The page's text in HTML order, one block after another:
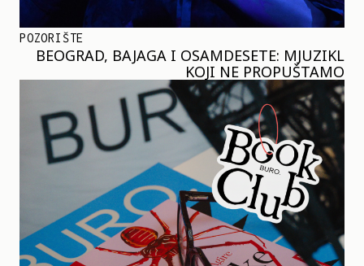
POZORIŠTE
BEOGRAD, BAJAGA I OSAMDESETE: MJUZIKL
KOJI NE PROPUŠTAMO